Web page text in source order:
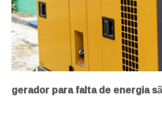
gerador para falta de energia